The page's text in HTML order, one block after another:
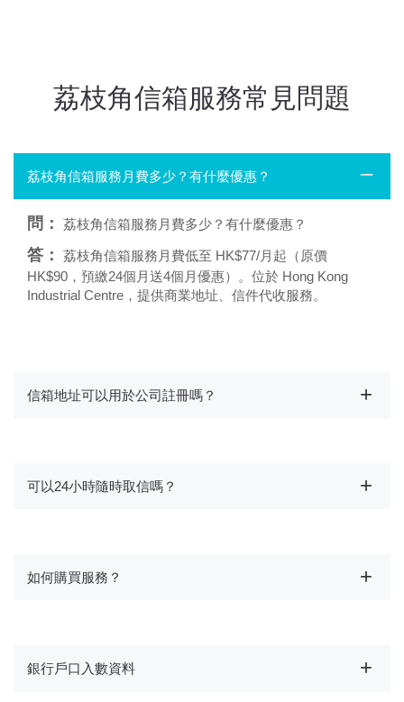
荔枝角信箱服務常見問題
荔枝角信箱服務月費多少？有什麼優惠？
問： 荔枝角信箱服務月費多少？有什麼優惠？
答：
荔枝角信箱服務月費低至 HK$77/月起（原價
HK$90，預繳24個月送4個月優惠）。位於 Hong Kong
Industrial Centre，提供商業地址、信件代收服務。
信箱地址可以用於公司註冊嗎？
可以24小時隨時取信嗎？
如何購買服務？
銀行戶口入數資料